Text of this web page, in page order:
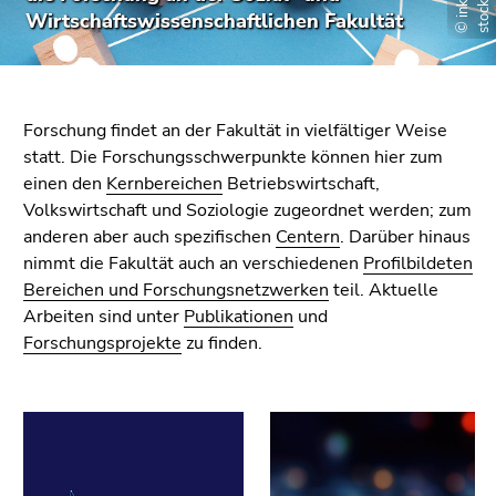
Sie diesen
Link.
Inhalt
(Zugriffstaste
1)
Zur
Positionsanzeige
(Zugriffstaste
2)
Zur
Hauptnavigation
Wirtschaftswissenschaftlichen Fakultät
Forschung findet an der Fakultät in vielfältiger Weise
statt. Die Forschungsschwerpunkte können hier zum
einen den Kernbereichen Betriebswirtschaft,
Volkswirtschaft und Soziologie zugeordnet werden; zum
anderen aber auch spezifischen Centern. Darüber hinaus
nimmt die Fakultät auch an verschiedenen Profilbildeten
Bereichen und Forschungsnetzwerken teil. Aktuelle
Arbeiten sind unter Publikationen und
Forschungsprojekte zu finden.